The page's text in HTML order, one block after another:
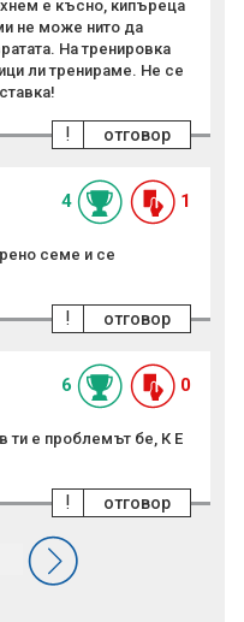
е късно, кипъреца
не може нито да
На тренировка
ли тренираме. Не се
отговор
!
4 1
семе и се
отговор
!
6 0
ти е проблемът бе, К Е
отговор
!